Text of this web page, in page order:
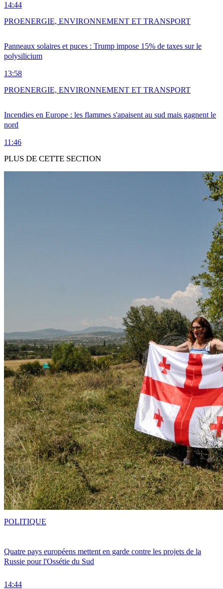
14:44
Panneaux solaires et puces : Trump impose 15% de taxes sur le
polysilicium
13:58
PROENERGIE, ENVIRONNEMENT ET TRANSPORT
Incendies en Europe : les flammes s'apaisent au sud mais gagnent le
nord
11:46
PROENERGIE, ENVIRONNEMENT ET TRANSPORT
PLUS DE CETTE SECTION
Quatre pays européens mettent en garde contre les projets de la
Russie pour l'Ossétie du Sud
14:44
POLITIQUE